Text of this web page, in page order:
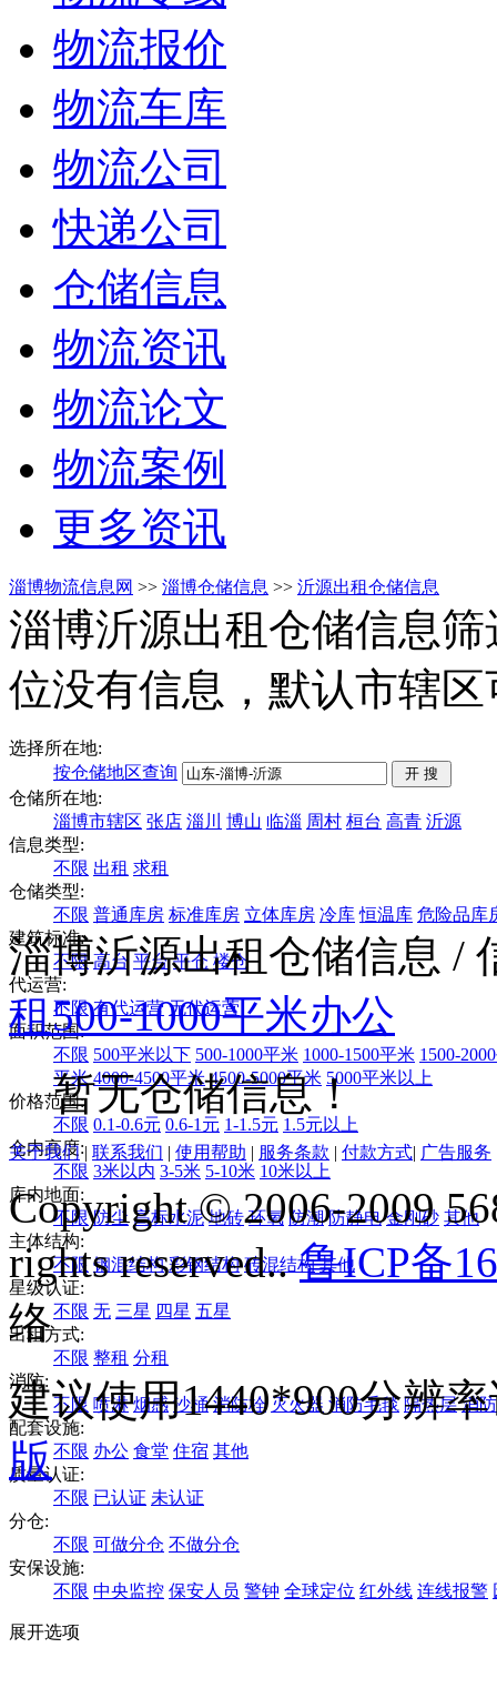
物流报价
物流车库
物流公司
快递公司
仓储信息
物流资讯
物流论文
物流案例
更多资讯
淄博物流信息网 >> 淄博仓储信息 >> 沂源出租仓储信息
淄博沂源出租仓储信息筛
位没有信息，默认市辖
选择所在地:
按仓储地区查询
仓储所在地:
淄博市辖区 张店 淄川 博山 临淄 周村 桓台 高青 沂源
信息类型:
不限 出租 求租
仓储类型:
不限 普通库房 标准库房 立体库房 冷库 恒温库 危险品库
建筑标准:
不限 高台 平台 平仓 楼仓
代运营:
不限 有代运营 无代运营
面积范围:
不限 500平米以下 500-1000平米 1000-1500平米 1500-
平米 4000-4500平米 4500-5000平米 5000平米以上
价格范围:
不限 0.1-0.6元 0.6-1元 1-1.5元 1.5元以上
仓内高度:
不限 3米以内 3-5米 5-10米 10米以上
库内地面:
不限 防尘 高标水泥 地砖 环氧 防潮 防静电 金刚砂 其他
主体结构:
不限 钢混结构 彩钢结构 砖混结构 其他
星级认证:
不限 无 三星 四星 五星
出租方式:
不限 整租 分租
消防:
不限 喷淋 烟感 沙桶 消防栓 灭火器 消防毛毯 隔热层 消
配套设施:
不限 办公 食堂 住宿 其他
质量认证:
不限 已认证 未认证
分仓:
不限 可做分仓 不做分仓
安保设施:
不限 中央监控 保安人员 警钟 全球定位 红外线 连线报警
展开选项
淄博沂源出租仓储信息 /
租500-1000平米办公
暂无仓储信息！
关于我们| 联系我们 | 使用帮助 | 服务条款 | 付款方式| 广告服务
Copyright © 2006-2009
rights reserved..鲁ICP备
络
建议使用1440*900分辨
版